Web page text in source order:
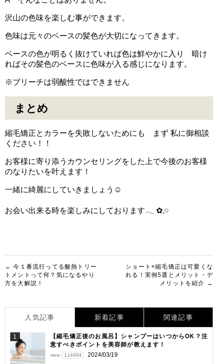
沢山の色味を楽しむ事ができます。
色味は元々のベースの髪色が大切になってきます。
ベースの色が明るく抜けていれば色は鮮やかに入り 暗け
ればその髪色のベースに色味が入る感じになります。
※ブリーチは弱酸性ではできません
まとめ
縮毛矯正とカラーを失敗しないためにも まず 私に御相談
ください！！
お客様に寄り添うカウンセリングをした上で今後のお客様
のなりたいを叶えます！
一緒に綺麗にしていきましょう‪‪☺︎‬
お会い出来る時を楽しみにしております𓂃 ✿𓈒𓏸
投
稿
ー
シ
← 今１番流行ってる酸熱トリー
トメントって何？気になるやり
方を大解説！
ショート×縮毛矯正は可愛くな
れる！実例5選とメリット・デ
メリットを紹介 →
人気記事 新着記事 関連記事
1
【縮毛矯正後のお風呂】シャンプーはいつからOK？注
意すべきポイントを美容師が教えます！
view 114684 2024/03/19